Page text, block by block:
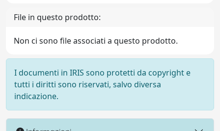
File in questo prodotto:
Non ci sono file associati a questo prodotto.
I documenti in IRIS sono protetti da copyright e
tutti i diritti sono riservati, salvo diversa
indicazione.